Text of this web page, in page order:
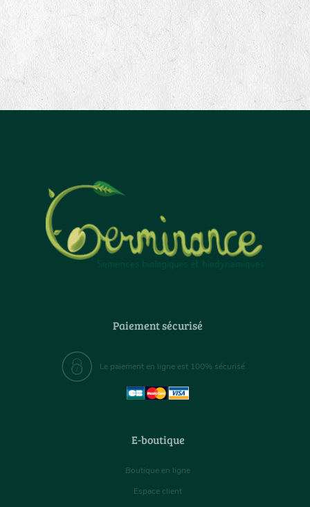
Paiement sécurisé
Le paiement en ligne est 100% sécurisé
E-boutique
Boutique en ligne
Espace client